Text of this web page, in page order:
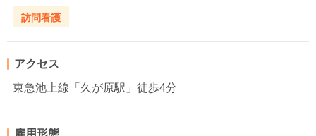
訪問看護
アクセス
東急池上線「久が原駅」徒歩4分